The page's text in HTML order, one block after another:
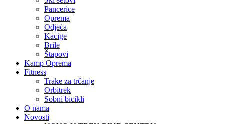
Pancerice
Oprema
Odjeća
Kacige
Brile
Štapovi
Kamp Oprema
Fitness
Trake za trčanje
Orbitrek
Sobni bicikli
O nama
Novosti